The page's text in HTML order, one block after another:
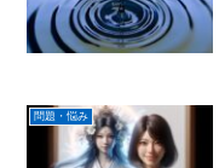
問題・悩み